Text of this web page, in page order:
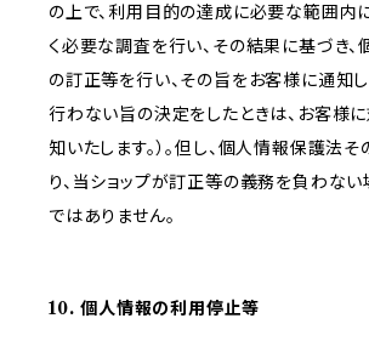
の上で、利用目的の達成に必要な範囲内
く必要な調査を行い、その結果に基づき
の訂正等を行い、その旨をお客様に通知
行わない旨の決定をしたときは、お客様
知いたします。）。但し、個人情報保護法
り、当ショップが訂正等の義務を負わない
ではありません。
10. 個人情報の利用停止等